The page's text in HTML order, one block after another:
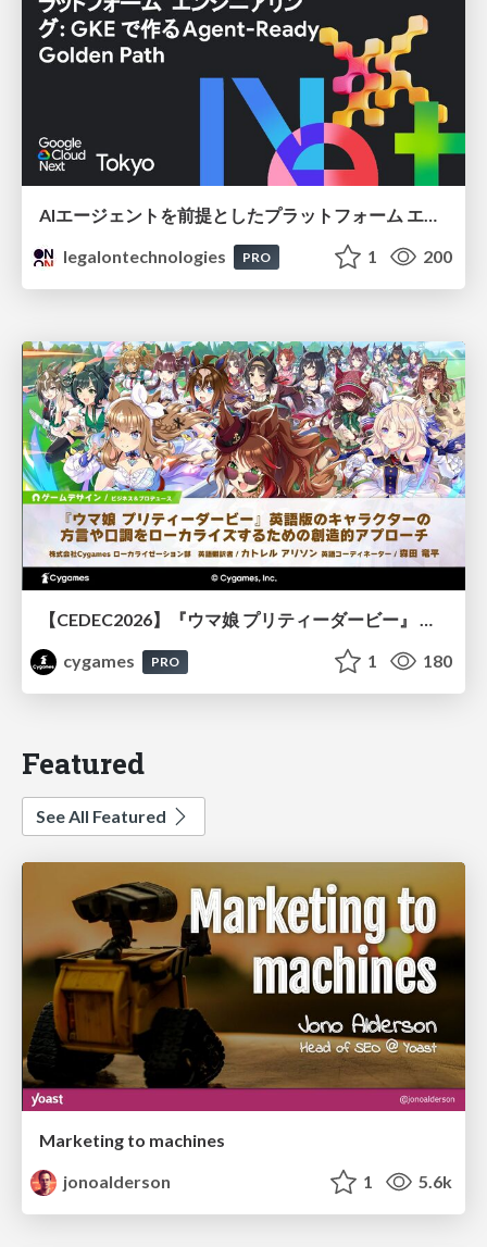
legalontechnologies
PRO 1 200
【CEDEC2026】『ウマ娘 プリティーダービー』 英語版のキャラクターの方言や口調をローカライズするための創造的アプローチ
cygames
PRO 1 180
Featured
See All Featured
Marketing to machines
jonoalderson
1 5.6k